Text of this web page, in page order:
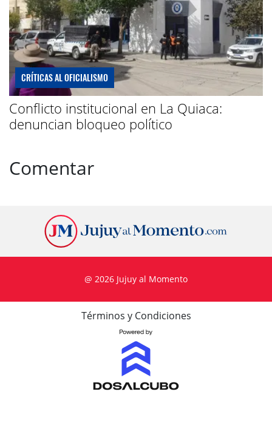
CRÍTICAS AL OFICIALISMO
Conflicto institucional en La Quiaca:
denuncian bloqueo político
Comentar
@ 2026 Jujuy al Momento
Términos y Condiciones